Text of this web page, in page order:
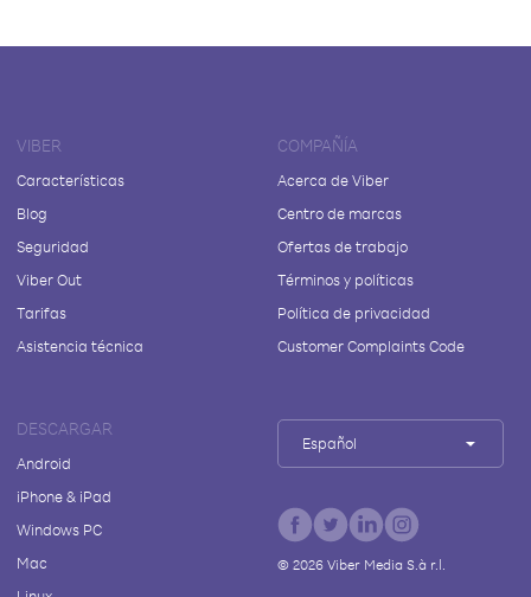
VIBER
Características
Blog
Seguridad
Viber Out
Tarifas
Asistencia técnica
COMPAÑÍA
Acerca de Viber
Centro de marcas
Ofertas de trabajo
Términos y políticas
Política de privacidad
Customer Complaints Code
DESCARGAR
Android
iPhone & iPad
Windows PC
Mac
Español
© 2026Viber Media S.à r.l.